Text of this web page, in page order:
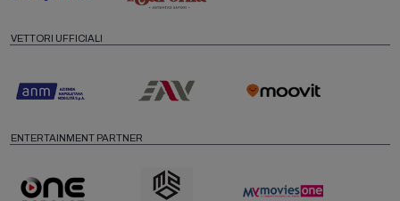
VETTORI UFFICIALI
ENTERTAINMENT PARTNER